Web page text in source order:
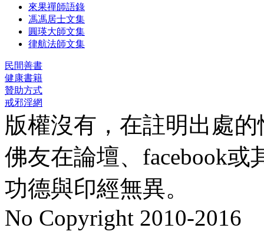
來果禪師語錄
馮馮居士文集
圓瑛大師文集
律航法師文集
民間善書
健康書籍
贊助方式
戒邪淫網
版權沒有，在註明出處
佛友在論壇、facebook
功德與印經無異。
No Copyright 2010-2016